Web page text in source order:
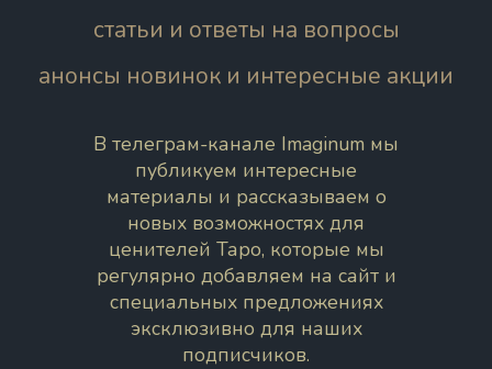
статьи и ответы на вопросы
анонсы новинок и интересные акции
В телеграм-канале Imaginum мы
публикуем интересные
материалы и рассказываем о
новых возможностях для
ценителей Таро, которые мы
регулярно добавляем на сайт и
специальных предложениях
эксклюзивно для наших
подписчиков.